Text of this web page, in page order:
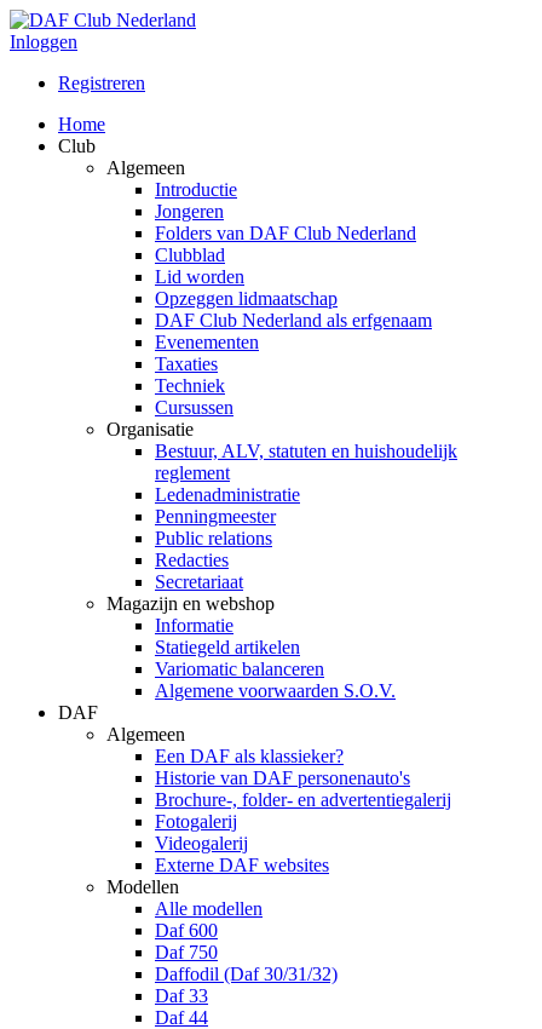
Inloggen
Registreren
Home
Club
Algemeen
Introductie
Jongeren
Folders van DAF Club Nederland
Clubblad
Lid worden
Opzeggen lidmaatschap
DAF Club Nederland als erfgenaam
Evenementen
Taxaties
Techniek
Cursussen
Organisatie
Bestuur, ALV, statuten en huishoudelijk
reglement
Ledenadministratie
Penningmeester
Public relations
Redacties
Secretariaat
Magazijn en webshop
Informatie
Statiegeld artikelen
Variomatic balanceren
Algemene voorwaarden S.O.V.
DAF
Algemeen
Een DAF als klassieker?
Historie van DAF personenauto's
Brochure-, folder- en advertentiegalerij
Fotogalerij
Videogalerij
Externe DAF websites
Modellen
Alle modellen
Daf 600
Daf 750
Daffodil (Daf 30/31/32)
Daf 33
Daf 44